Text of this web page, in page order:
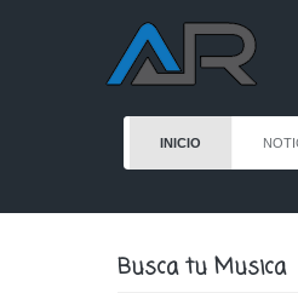
INICIO
Busca tu Musica